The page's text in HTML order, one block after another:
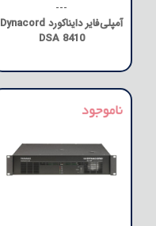
---
آمپلی‌فایر دایناکورد Dynacord
DSA 8410